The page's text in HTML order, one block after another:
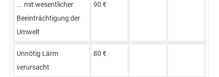
... mit wesentlicher
Beeinträchtigung der
Umwelt
90 €
Unnötig Lärm
verursacht
80 €